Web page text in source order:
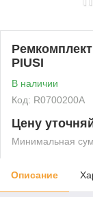
PIUSI
В наличии
Код: R0700200A
Цену
Минимальная
Описание